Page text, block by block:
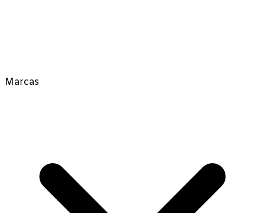
Marcas